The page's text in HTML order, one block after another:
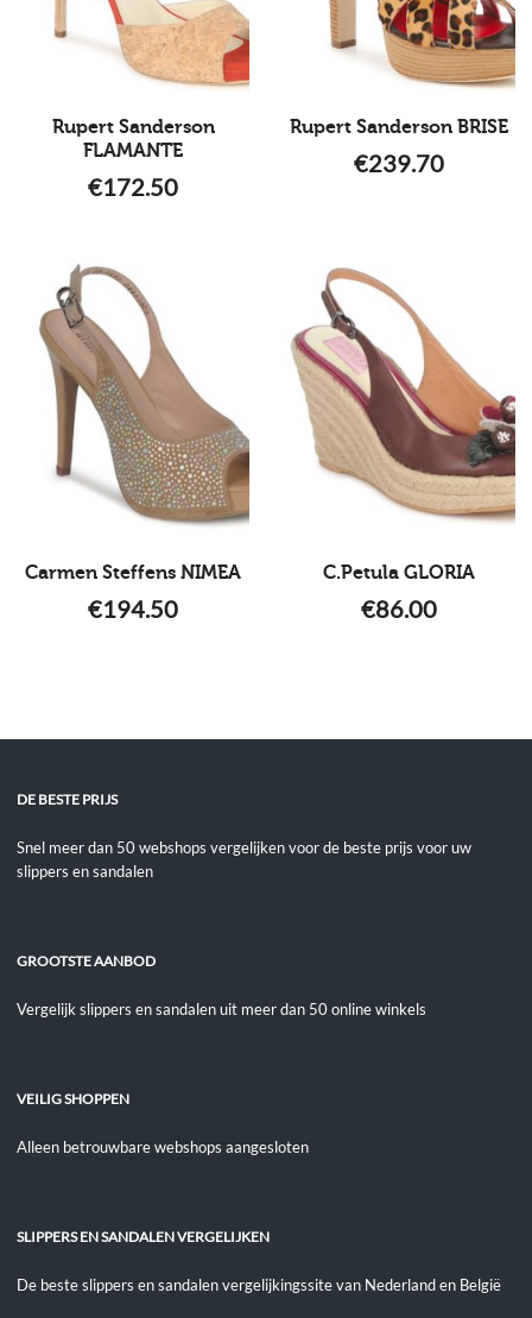
Rupert Sanderson
FLAMANTE
€172.50
Rupert Sanderson BRISE
€239.70
Carmen Steffens NIMEA
€194.50
C.Petula GLORIA
€86.00
DE BESTE PRIJS
Snel meer dan 50 webshops vergelijken voor de beste prijs voor uw
slippers en sandalen
GROOTSTE AANBOD
Vergelijk slippers en sandalen uit meer dan 50 online winkels
VEILIG SHOPPEN
Alleen betrouwbare webshops aangesloten
SLIPPERS EN SANDALEN VERGELIJKEN
De beste slippers en sandalen vergelijkingssite van Nederland en België